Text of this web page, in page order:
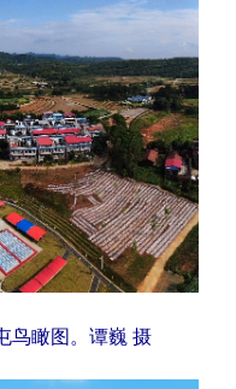
信息化 乡村振兴
旅游 能源
娱乐 时尚
书画 一带一路
化产业
鸟瞰图。谭巍 摄